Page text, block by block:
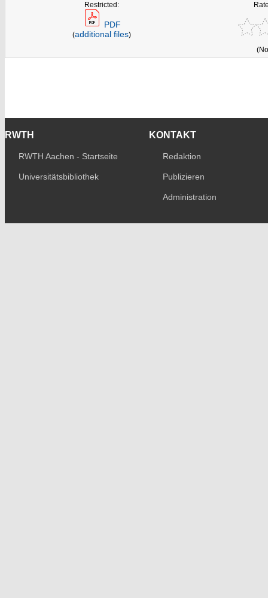
Restricted:
PDF
(additional files)
RWTH
RWTH Aachen - Startseite
Universitätsbibliothek
KONTAKT
Redaktion
Publizieren
Administration